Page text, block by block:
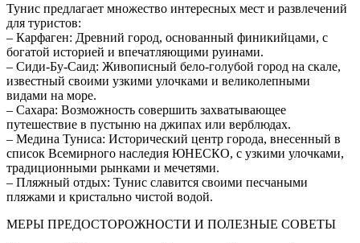
Тунис предлагает множество интересных мест и развлечений
для туристов:
– Карфаген: Древний город, основанный финикийцами, с
богатой историей и впечатляющими руинами.
– Сиди-Бу-Саид: Живописный бело-голубой город на скале,
известный своими узкими улочками и великолепными
видами на море.
– Сахара: Возможность совершить захватывающее
путешествие в пустыню на джипах или верблюдах.
– Медина Туниса: Исторический центр города, внесенный в
список Всемирного наследия ЮНЕСКО, с узкими улочками,
традиционными рынками и мечетями.
– Пляжный отдых: Тунис славится своими песчаными
пляжами и кристально чистой водой.
МЕРЫ ПРЕДОСТОРОЖНОСТИ И ПОЛЕЗНЫЕ СОВЕТЫ